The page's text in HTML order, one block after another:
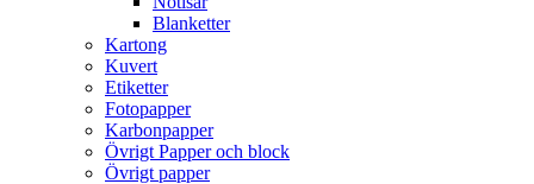
Blanketter
Kartong
Kuvert
Etiketter
Fotopapper
Karbonpapper
Övrigt Papper och block
Övrigt papper